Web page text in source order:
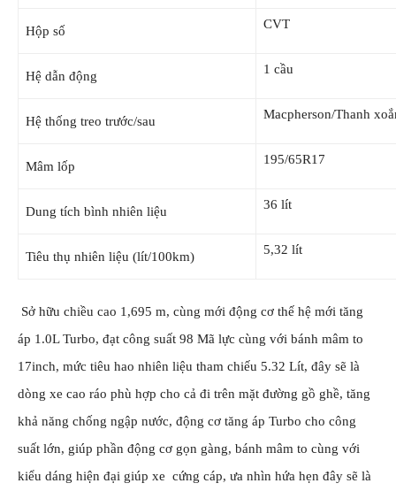
Hộp số CVT
Hệ dẫn động 1 cầu
Hệ thống treo trước/sau Macpherson/Thanh
Mâm lốp 195/65R17
Dung tích bình nhiên liệu 36 lít
Tiêu thụ nhiên liệu (lít/100km) 5,32 lít
Sở hữu chiều cao 1,695 m, cùng mới động cơ thế hệ mới tăng
áp 1.0L Turbo, đạt công suất 98 Mã lực cùng với bánh mâm to
17inch, mức tiêu hao nhiên liệu tham chiếu 5.32 Lít, đây sẽ là
dòng xe cao ráo phù hợp cho cả đi trên mặt đường gồ ghề, tăng
khả năng chống ngập nước, động cơ tăng áp Turbo cho công
suất lớn, giúp phần động cơ gọn gàng, bánh mâm to cùng với
kiểu dáng hiện đại giúp xe cứng cáp, ưa nhìn hứa hẹn đây sẽ là